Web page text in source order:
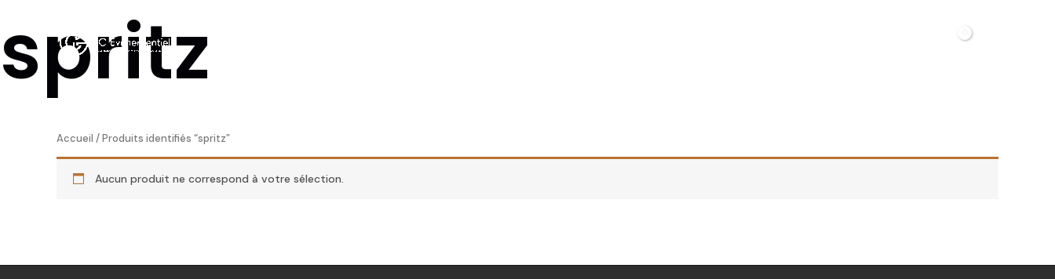
contenu
Rechercher
Accueil / Produits identifiés “spritz”
spritz
Aucun produit ne correspond à votre sélection.